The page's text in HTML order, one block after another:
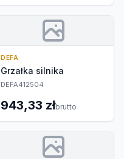
DEFA
Grzałka silnika
DEFA412504
943,33 złbrutto